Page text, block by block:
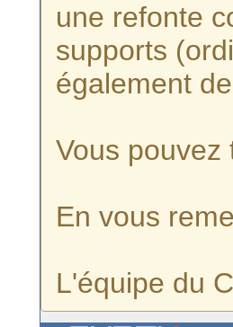
une refonte
supports
également
Vous
En vous
L'équipe du